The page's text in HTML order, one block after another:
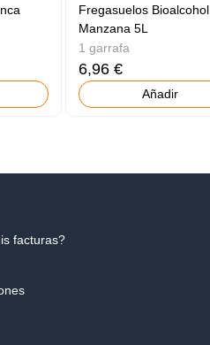
Fregasuelos Bioalcohol
Manzana 5L
1 garrafa
6,96 €
Añadir
facturas?